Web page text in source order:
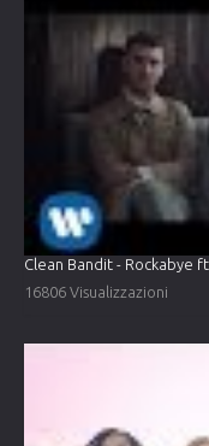
Clean Bandit - Rockabye
16806 Visualizzazioni